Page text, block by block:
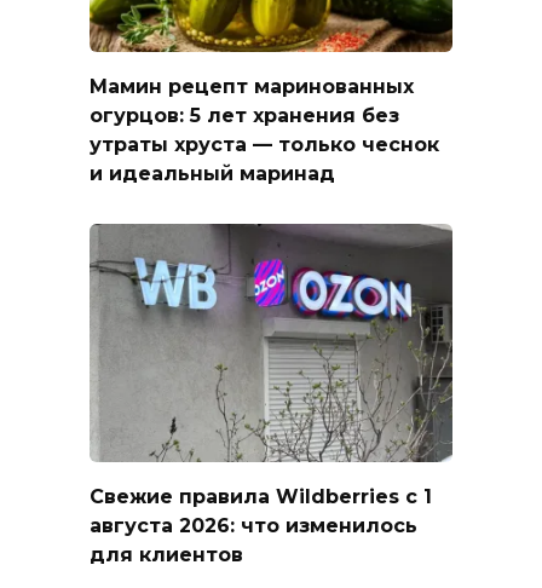
Мамин рецепт маринованных
огурцов: 5 лет хранения без
утраты хруста — только чеснок
и идеальный маринад
Свежие правила Wildberries с 1
августа 2026: что изменилось
для клиентов